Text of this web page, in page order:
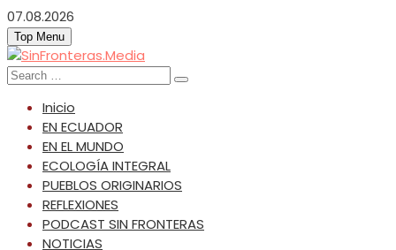
Skip
to
content
07.08.2026
Top Menu
Search
Inicio
EN ECUADOR
EN EL MUNDO
ECOLOGÍA INTEGRAL
PUEBLOS ORIGINARIOS
REFLEXIONES
PODCAST SIN FRONTERAS
NOTICIAS